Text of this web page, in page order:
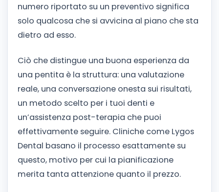
numero riportato su un preventivo significa
solo qualcosa che si avvicina al piano che sta
dietro ad esso.
Ciò che distingue una buona esperienza da
una pentita è la struttura: una valutazione
reale, una conversazione onesta sui risultati,
un metodo scelto per i tuoi denti e
un’assistenza post-terapia che puoi
effettivamente seguire. Cliniche come Lygos
Dental basano il processo esattamente su
questo, motivo per cui la pianificazione
merita tanta attenzione quanto il prezzo.